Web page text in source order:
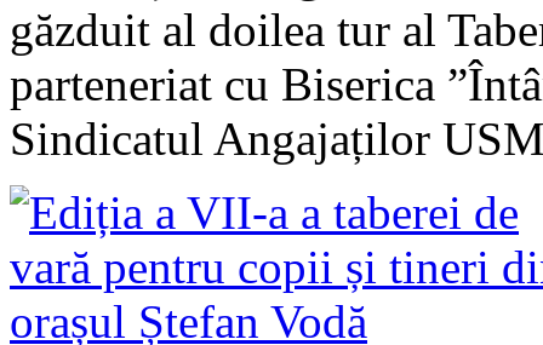
găzduit al doilea tur al
parteneriat cu Biserica
Sindicatul Angajaților